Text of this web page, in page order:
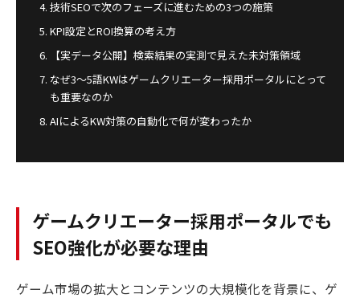
技術SEOで次のフェーズに進むための3つの施策
KPI設定とROI換算の考え方
【実データ公開】検索結果の実測で見えた未対策領域
なぜ3〜5語KWはゲームクリエーター採用ポータルにとって
も重要なのか
AIによるKW対策の自動化で何が変わったか
ゲームクリエーター採用ポータルでも
SEO強化が必要な理由
ゲーム市場の拡大とコンテンツの大規模化を背景に、ゲ